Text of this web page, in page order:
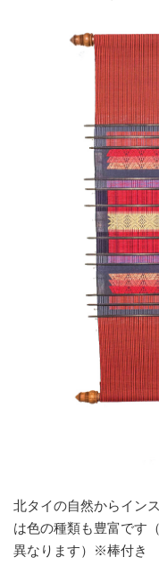
北タイの自然からイン
は色の種類も豊富です
異なります）※棒付き